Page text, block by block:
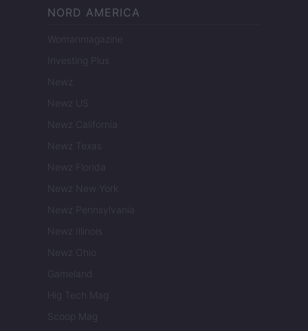
NORD AMERICA
Womanmagazine
Investing Plus
Newz
Newz US
Newz California
Newz Texas
Newz Florida
Newz New York
Newz Pennsylvania
Newz Illinois
Newz Ohio
Gameland
Hig Tech Mag
Scoop Mag